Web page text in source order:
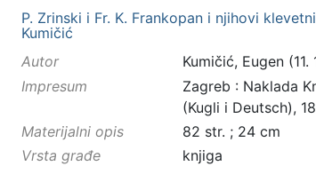
P. Zrinski i Fr. K. Frankopan i njihovi
Kumičić
Autor
Kumičić, Eugen (11.
Impresum
Zagreb : Naklada
(Kugli i Deutsch),
Materijalni opis
82 str. ; 24 cm
Vrsta građe
knjiga